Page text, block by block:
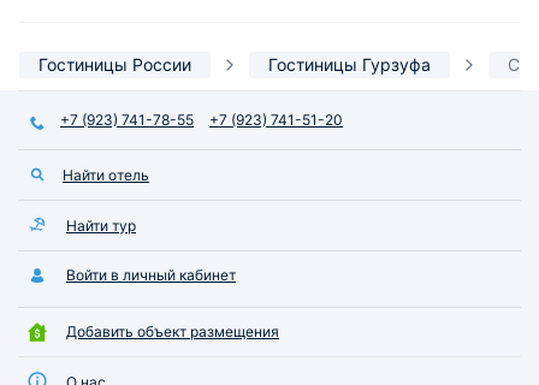
Гостиницы России Гостиницы Гурзуфа С
+7 (923) 741-78-55 +7 (923) 741-51-20
Найти отель
Найти тур
Войти в личный кабинет
Добавить объект размещения